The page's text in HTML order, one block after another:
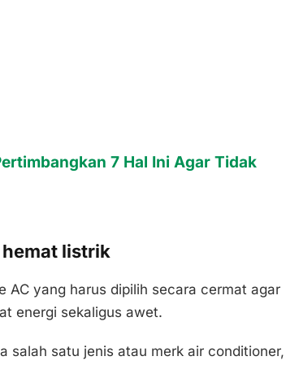
7 Hal Ini Agar Tidak
hemat listrik
AC yang harus dipilih secara cermat agar
energi sekaligus awet.
salah satu jenis atau merk air conditioner,